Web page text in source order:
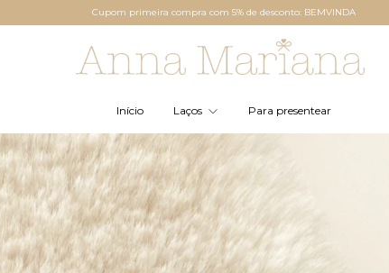
Cupom primeira compra com 5% de desconto: BEMVINDA
Início Laços Para presentear